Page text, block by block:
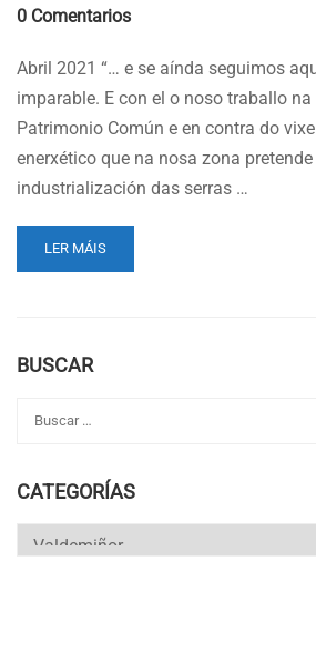
0 Comentarios
Abril 2021 “… e se aínda seguimos
imparable. E con el o noso traballo
Patrimonio Común e en contra do
enerxético que na nosa zona
industrialización das serras …
READ
MORE
“…
AÍNDA
LER MÁIS
BUSCAR
CATEGORÍAS
Categorías